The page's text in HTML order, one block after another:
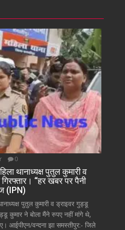
0
थानाध्यक्ष पुतुल कुमारी व
“हर खबर पर पैनी
(IPN)
पुतुल कुमारी व ड्राइवर गुड्डू
कुमार ने बोला मैंने रुपए नहीं मांगे थे,
आईपीएन/वन्दना झा समस्तीपुर:- जिले